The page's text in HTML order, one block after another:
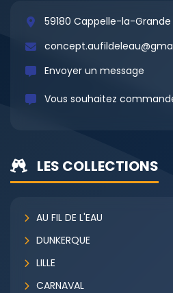
59180 Cappelle-la-Grande
Envoyer un message
Vous souhaitez
LES COLLECTIONS
AU FIL DE L'EAU
DUNKERQUE
LILLE
CARNAVAL